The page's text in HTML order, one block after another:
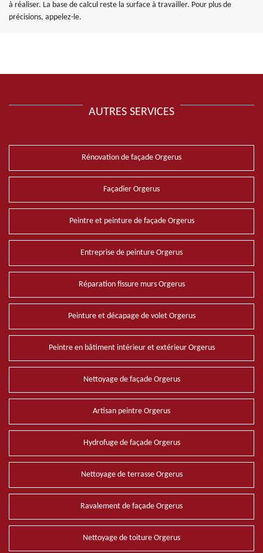
à réaliser. La base de calcul reste la surface à travailler. Pour plus de
précisions, appelez-le.
AUTRES SERVICES
Rénovation de façade Orgerus
Façadier Orgerus
Peintre et peinture de façade Orgerus
Entreprise de peinture Orgerus
Réparation fissure murs Orgerus
Peinture et décapage de volet Orgerus
Peintre en bâtiment intérieur et extérieur Orgerus
Nettoyage de façade Orgerus
Artisan peintre Orgerus
Hydrofuge de façade Orgerus
Nettoyage de terrasse Orgerus
Ravalement de façade Orgerus
Nettoyage de toiture Orgerus